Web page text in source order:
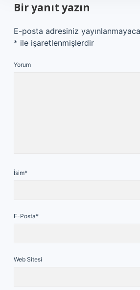
Bir yanıt yazın
E-posta adresiniz
* ile işaretlenmişlerdir
Yorum
İsim*
E-Posta*
Web Sitesi